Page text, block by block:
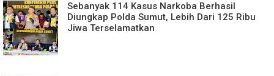
Sebanyak 114 Kasus Narkoba Berhasil
Diungkap Polda Sumut, Lebih Dari 125 Ribu
Jiwa Terselamatkan